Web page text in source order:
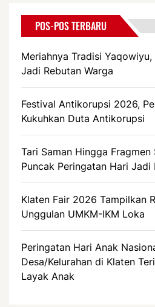
POS-POS TERBARU
Meriahnya Tradisi Yaqowiyu,
Jadi Rebutan Warga
Festival Antikorupsi 2026,
Kukuhkan Duta Antikorupsi
Tari Saman Hingga Fragmen
Puncak Peringatan Hari Jadi
Klaten Fair 2026 Tampilkan
Unggulan UMKM-IKM Loka
Peringatan Hari Anak
Desa/Kelurahan di Klaten
Layak Anak